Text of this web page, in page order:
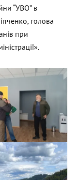
“УВО” в
голова
при